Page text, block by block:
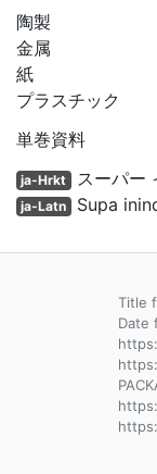
陶製
金属
紙
プラスチック
単巻資料
ja-Hrkt スーパー
ja-Latn Supa
Title
Date